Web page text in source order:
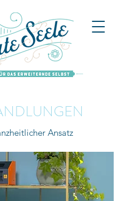
Ansatz